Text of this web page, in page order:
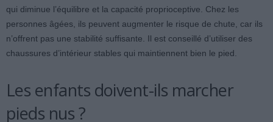
qui diminue l’équilibre et la capacité proprioceptive. Chez les
personnes âgées, ils peuvent augmenter le risque de chute, car ils
n’offrent pas une stabilité suffisante. Il est conseillé d’utiliser des
chaussures d’intérieur stables qui maintiennent bien le pied.
Les enfants doivent-ils marcher
pieds nus ?